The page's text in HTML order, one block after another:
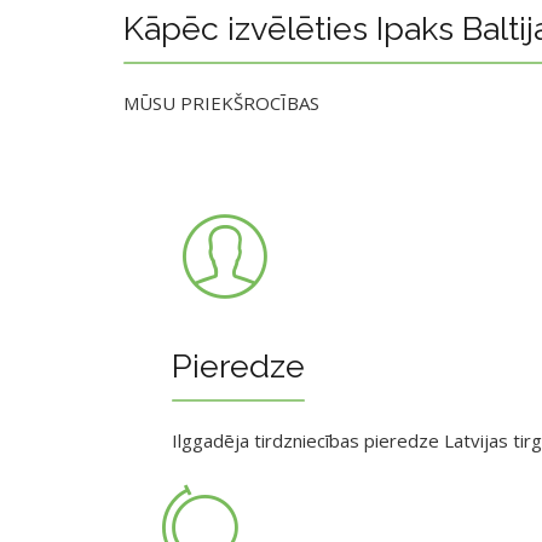
Kāpēc izvēlēties Ipaks
MŪSU PRIEKŠROCĪBAS
Pieredze
Ilggadēja tirdzniecības pieredze Latvijas